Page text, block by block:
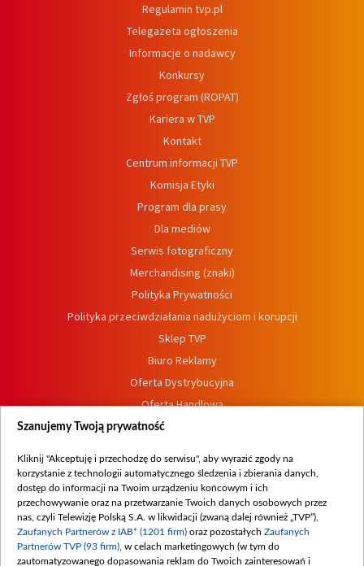
Regulamin tvp.pl
Telegazeta ogłoszenia
Informacje o nadawcy
Konkursy
Zgłoś program (ROPAT)
Kariera w TVP
Kontakt
Centrum informacji TVP
Komisja Etyki
Program dla prasy
Dla mediów
Serwis fotograficzny
Merchandising (znaki)
Polityka Prywatności
Polityka przeciwdziałania nadużyciom i korupcji
Sklep TVP
Biuro Reklamy
Oferta Dystrybucyjna
Oferta Handlowa
Dostępność
Procedura zgłoszeń wewnętrznych
Szanujemy Twoją prywatność
Kliknij "Akceptuję i przechodzę do serwisu", aby wyrazić zgody na
korzystanie z technologii automatycznego śledzenia i zbierania danych,
dostęp do informacji na Twoim urządzeniu końcowym i ich
przechowywanie oraz na przetwarzanie Twoich danych osobowych przez
nas, czyli Telewizję Polską S.A. w likwidacji (zwaną dalej również „TVP”),
Zaufanych Partnerów z IAB* (1201 firm) oraz pozostałych Zaufanych
Partnerów TVP (93 firm) , w celach marketingowych (w tym do
zautomatyzowanego dopasowania reklam do Twoich zainteresowań i